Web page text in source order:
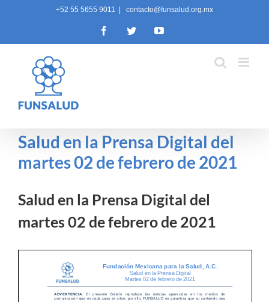
+52 55 5655 9011 contacto@funsalud.org.mx
FacebookTwitterYouTube
Salud en la Prensa Digital del
martes 02 de febrero de 2021
Salud en la Prensa Digital del
martes 02 de febrero de 2021